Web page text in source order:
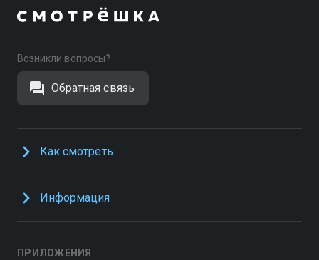
Возникли вопросы?
Обратная связь
Как смотреть
Информация
ПРИЛОЖЕНИЯ